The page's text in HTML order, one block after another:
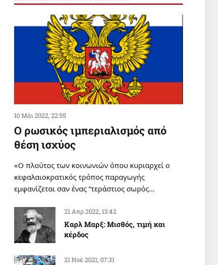
ΥΓΕΙΑ
Πρώτα έκοψαν την κορδέλα, μετά
έπεσε το ταβάνι!
5 Αυγ 2026, 08:01
ΣΑΝ ΣΗΜΕΡΑ
Σαν σήμερα 5 Αυγούστου
5 Αυγ 2026, 00:01
10 Μάι 2022, 22:55
Ο ρωσικός ιμπεριαλισμός από
θέση ισχύος
«Ο πλούτος των κοινωνιών όπου κυριαρχεί ο
κεφαλαιοκρατικός τρόπος παραγωγής
εμφανίζεται σαν ένας “τεράστιος σωρός…
21 Απρ 2022, 13:42
Καρλ Μαρξ: Μισθός, τιμή και
κέρδος
21 Νοέ 2021, 07:31